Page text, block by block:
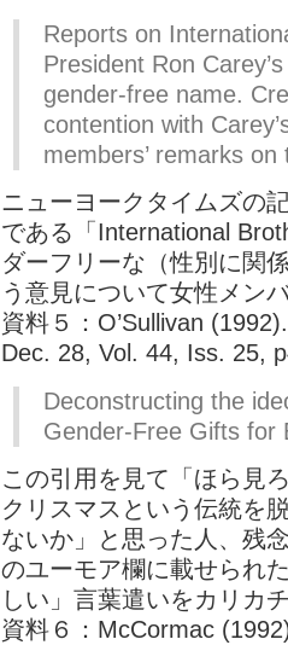
Reports on
President Ron
gender-free name.
contention with
members’ remarks
ニューヨークタイムズの
である「International
ダーフリーな（性別に関
う意見について女性メン
資料５：O’Sullivan
Dec. 28, Vol. 44, Iss. 25,
Deconstructing the
Gender-Free Gifts for
この引用を見て「ほら見
クリスマスという伝統を
ないか」と思った人、残
のユーモア欄に載せられ
しい」言葉遣いをカリカ
資料６：McCormac